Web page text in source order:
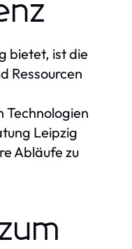
bietet, ist die
Ressourcen
Technologien
Leipzig
Abläufe zu